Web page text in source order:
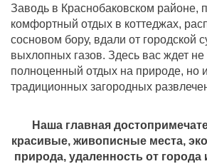
Заводь в Краснобаковском районе,
комфортный отдых в коттеджах,
сосновом бору, вдали от городской
выхлопных газов. Здесь вас ждет не
полноценный отдых на природе, но
традиционных загородных
Наша главная
красивые, живописные места,
природа, удаленность от